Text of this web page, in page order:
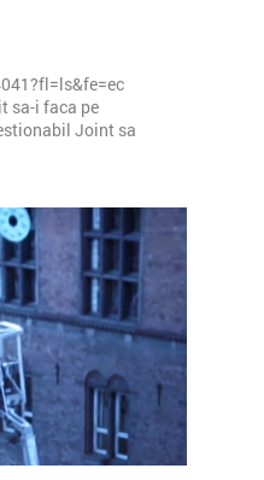
sa-i faca pe
Joint sa